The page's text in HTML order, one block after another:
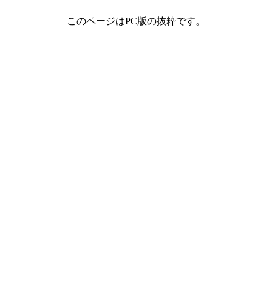
このページはPC版の抜粋です。